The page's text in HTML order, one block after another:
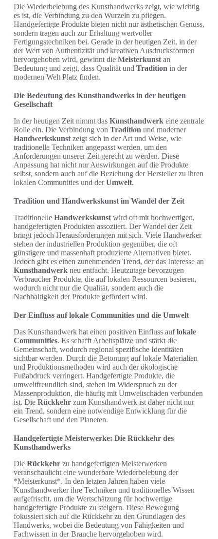
Die Wiederbelebung des Kunsthandwerks zeigt, wie wichtig
es ist, die Verbindung zu den Wurzeln zu pflegen.
Handgefertigte Produkte bieten nicht nur ästhetischen Genuss,
sondern tragen auch zur Erhaltung wertvoller
Fertigungstechniken bei. Gerade in der heutigen Zeit, in der
der Wert von Authentizität und kreativen Ausdrucksformen
hervorgehoben wird, gewinnt die Meisterkunst an
Bedeutung und zeigt, dass Qualität und Tradition in der
modernen Welt Platz finden.
Die Bedeutung des Kunsthandwerks in der heutigen
Gesellschaft
In der heutigen Zeit nimmt das Kunsthandwerk eine zentrale
Rolle ein. Die Verbindung von Tradition und moderner
Handwerkskunst zeigt sich in der Art und Weise, wie
traditionelle Techniken angepasst werden, um den
Anforderungen unserer Zeit gerecht zu werden. Diese
Anpassung hat nicht nur Auswirkungen auf die Produkte
selbst, sondern auch auf die Beziehung der Hersteller zu ihren
lokalen Communities und derUmwelt.
Tradition und Handwerkskunst im Wandel der Zeit
Traditionelle Handwerkskunst wird oft mit hochwertigen,
handgefertigten Produkten assoziiert. Der Wandel der Zeit
bringt jedoch Herausforderungen mit sich. Viele Handwerker
stehen der industriellen Produktion gegenüber, die oft
günstigere und massenhaft produzierte Alternativen bietet.
Jedoch gibt es einen zunehmenden Trend, der das Interesse an
Kunsthandwerk neu entfacht. Heutzutage bevorzugen
Verbraucher Produkte, die auf lokalen Ressourcen basieren,
wodurch nicht nur die Qualität, sondern auch die
Nachhaltigkeit der Produkte gefördert wird.
Der Einfluss auf lokale Communities und die Umwelt
Das Kunsthandwerk hat einen positiven Einfluss auflokale
Communities. Es schafft Arbeitsplätze und stärkt die
Gemeinschaft, wodurch regional spezifische Identitäten
sichtbar werden. Durch die Betonung auf lokale Materialien
und Produktionsmethoden wird auch der ökologische
Fußabdruck verringert. Handgefertigte Produkte, die
umweltfreundlich sind, stehen im Widerspruch zu der
Massenproduktion, die häufig mit Umweltschäden verbunden
ist. Die Rückkehr zum Kunsthandwerk ist daher nicht nur
ein Trend, sondern eine notwendige Entwicklung für die
Gesellschaft und den Planeten.
Handgefertigte Meisterwerke: Die Rückkehr des
Kunsthandwerks
Die Rückkehr zu handgefertigten Meisterwerken
veranschaulicht eine wunderbare Wiederbelebung der
*Meisterkunst*. In den letzten Jahren haben viele
Kunsthandwerker ihre Techniken und traditionelles Wissen
aufgefrischt, um die Wertschätzung für hochwertige
handgefertigte Produkte zu steigern. Diese Bewegung
fokussiert sich auf die Rückkehr zu den Grundlagen des
Handwerks, wobei die Bedeutung von Fähigkeiten und
Fachwissen in der Branche hervorgehoben wird.